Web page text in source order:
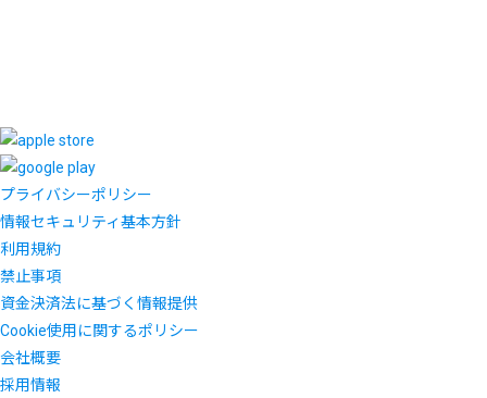
プライバシーポリシー
情報セキュリティ基本方針
利用規約
禁止事項
資金決済法に基づく情報提供
Cookie使用に関するポリシー
会社概要
採用情報